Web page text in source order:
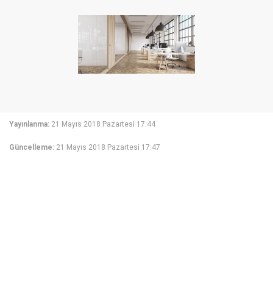
Yayınlanma: 21 Mayıs 2018 Pazartesi 17:44
Güncelleme: 21 Mayıs 2018 Pazartesi 17:47